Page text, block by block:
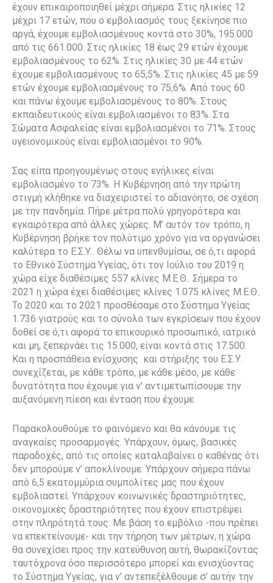
έχουν επικαιροποιηθεί μέχρι σήμερα. Στις ηλικίες 12
μέχρι 17 ετών, που ο εμβολιασμός τους ξεκίνησε πιο
αργά, έχουμε εμβολιασμένους κοντά στο 30%, 195.000
από τις 661.000. Στις ηλικίες 18 έως 29 ετών έχουμε
εμβολιασμένους το 62%. Στις ηλικίες 30 με 44 ετών
έχουμε εμβολιασμένους το 65,5%. Στις ηλικίες 45 με 59
ετών έχουμε εμβολιασμένους το 75,6%. Από τους 60
και πάνω έχουμε εμβολιασμένους το 80%. Στους
εκπαιδευτικούς είναι εμβολιασμένοι το 83%. Στα
Σώματα Ασφαλείας είναι εμβολιασμένοι το 71%. Στους
υγειονομικούς είναι εμβολιασμένοι το 90%.
Σας είπα προηγουμένως στους ενήλικες είναι
εμβολιασμένο το 73%. Η Κυβέρνηση από την πρώτη
στιγμή κλήθηκε να διαχειριστεί το αδιανόητο, σε σχέση
με την πανδημία. Πήρε μέτρα πολύ γρηγορότερα και
εγκαιρότερα από άλλες χώρες. Μ’ αυτόν τον τρόπο, η
Κυβέρνηση βρήκε τον πολύτιμο χρόνο για να οργανώσει
καλύτερα το Ε.Σ.Υ.. Θέλω να υπενθυμίσω, σε ό,τι αφορά
το Εθνικό Σύστημα Υγείας, ότι τον Ιούλιο του 2019 η
χώρα είχε διαθέσιμες 557 κλίνες Μ.Ε.Θ.. Σήμερα το
2021 η χώρα έχει διαθέσιμες κλίνες 1.075 κλίνες Μ.Ε.Θ..
Το 2020 και το 2021 προσθέσαμε στο Σύστημα Υγείας
1.736 γιατρούς και το σύνολο των εγκρίσεων που έχουν
δοθεί σε ό,τι αφορά το επικουρικό προσωπικό, ιατρικό
και μη, ξεπερνάει τις 15.000, είναι κοντά στις 17.500.
Και η προσπάθεια ενίσχυσης και στήριξης του Ε.Σ.Υ.
συνεχίζεται, με κάθε τρόπο, με κάθε μέσο, με κάθε
δυνατότητα που έχουμε για ν’ αντιμετωπίσουμε την
αυξανόμενη πίεση και ένταση που έχουμε.
Παρακολουθούμε το φαινόμενο και θα κάνουμε τις
αναγκαίες προσαρμογές. Υπάρχουν, όμως, βασικές
παραδοχές, από τις οποίες καταλαβαίνει ο καθένας ότι
δεν μπορούμε ν’ αποκλίνουμε. Υπάρχουν σήμερα πάνω
από 6,5 εκατομμύρια συμπολίτες μας που έχουν
εμβολιαστεί. Υπάρχουν κοινωνικές δραστηριότητες,
οικονομικές δραστηριότητες που έχουν επιστρέψει
στην πληρότητά τους. Με βάση το εμβόλιο -που πρέπει
να επεκτείνουμε- και την τήρηση των μέτρων, η χώρα
θα συνεχίσει προς την κατεύθυνση αυτή, θωρακίζοντας
ταυτόχρονα όσο περισσότερο μπορεί και ενισχύοντας
το Σύστημα Υγείας, για ν’ αντεπεξέλθουμε σ’ αυτήν την